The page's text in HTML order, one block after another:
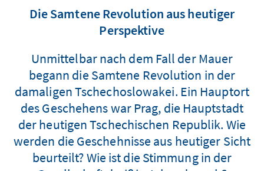
Die Samtene Revolution aus heutiger
Perspektive
Unmittelbar nach dem Fall der Mauer
begann die Samtene Revolution in der
damaligen Tschechoslowakei. Ein Hauptort
des Geschehens war Prag, die Hauptstadt
der heutigen Tschechischen Republik. Wie
werden die Geschehnisse aus heutiger Sicht
beurteilt? Wie ist die Stimmung in der